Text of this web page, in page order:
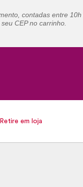
contadas entre
CEP no carrinho.
em loja